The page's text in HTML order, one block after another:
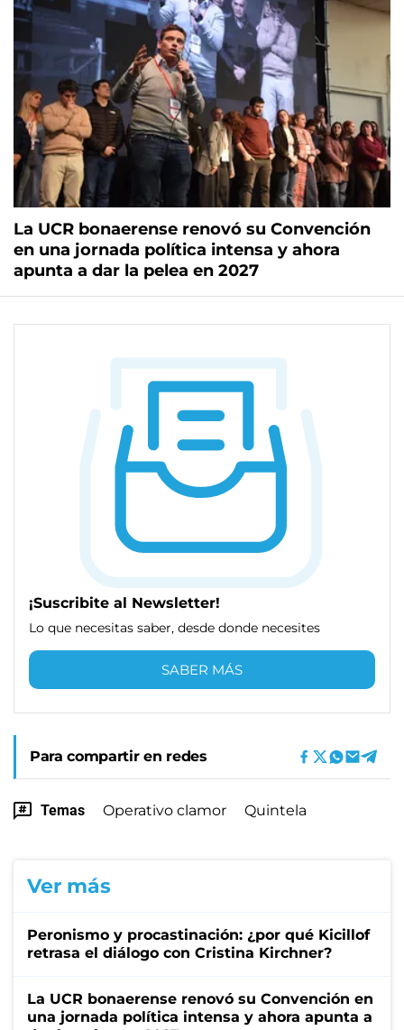
La UCR bonaerense renovó su Convención
en una jornada política intensa y ahora
apunta a dar la pelea en 2027
¡Suscribite al Newsletter!
Lo que necesitas saber, desde donde necesites
SABER MÁS
Para compartir en redes
Temas Operativo clamor Quintela
Ver más
Peronismo y procastinación: ¿por qué Kicillof
retrasa el diálogo con Cristina Kirchner?
La UCR bonaerense renovó su Convención en
una jornada política intensa y ahora apunta a